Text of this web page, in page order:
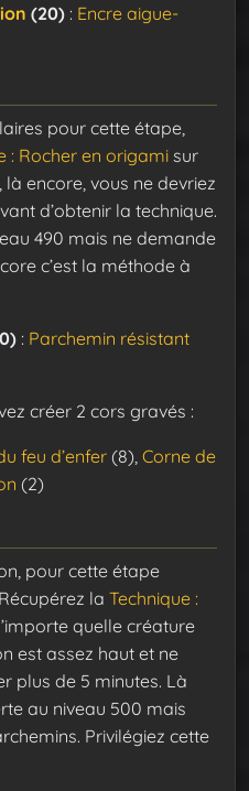
(20) : Encre aigue-
pour cette étape,
: Rocher en origami sur
, là encore, vous ne devriez
d’obtenir la technique.
490 mais ne demande
c’est la méthode à
: Parchemin résistant
créer 2 cors gravés :
feu d’enfer(8), Corne de
(2)
pour cette étape
la Technique :
quelle créature
est assez haut et ne
plus de 5 minutes. Là
au niveau 500 mais
Privilégiez cette